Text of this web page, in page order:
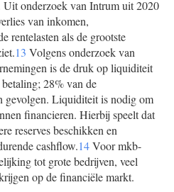
Uit onderzoek van Intrum uit 2020
van inkomen,
rentelasten als de grootste
13 Volgens onderzoek van
is de druk op liquiditeit
28% van de
gevolgen. Liquiditeit is nodig om
financieren. Hierbij speelt dat
reserves beschikken en
cashflow.14Voor mkb-
tot grote bedrijven, veel
op de financiële markt.